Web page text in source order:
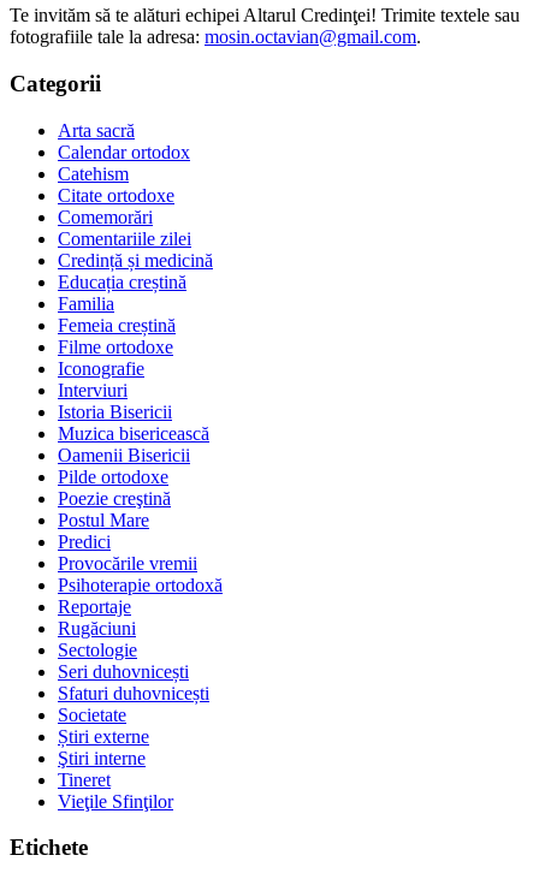
Te invităm să te alături echipei Altarul Credinţei! Trimite textele sau
fotografiile tale la adresa: mosin.octavian@gmail.com.
Categorii
Arta sacră
Calendar ortodox
Catehism
Citate ortodoxe
Comemorări
Comentariile zilei
Credință și medicină
Educația creștină
Familia
Femeia creștină
Filme ortodoxe
Iconografie
Interviuri
Istoria Bisericii
Muzica bisericească
Oamenii Bisericii
Pilde ortodoxe
Poezie creştină
Postul Mare
Predici
Provocările vremii
Psihoterapie ortodoxă
Reportaje
Rugăciuni
Sectologie
Seri duhovnicești
Sfaturi duhovnicești
Societate
Știri externe
Ştiri interne
Tineret
Vieţile Sfinţilor
Etichete